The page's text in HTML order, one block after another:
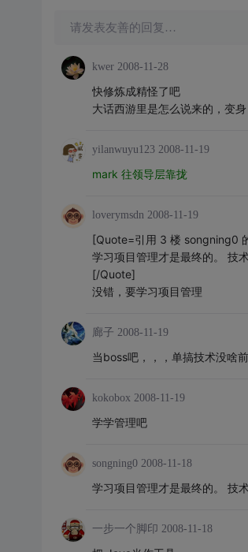
请发表友善的回复…
kwer 2008-11-28
快修炼成精怪了吧
大话西游里是怎么说来的，变身
yilanwuyu123 2008-11-19
mark 往领导层靠拢
loverymsdn 2008-11-19
[Quote=引用 3 楼 songning0
学习项目管理才是最终的。 技
[/Quote]
没错，要学习项目管理
廊子 2008-11-19
当boss吧，，，单搞技术没啥
kokobox 2008-11-19
学学管理吧
songning0 2008-11-18
学习项目管理才是最终的。 技
一步一个脚印 2008-11-18